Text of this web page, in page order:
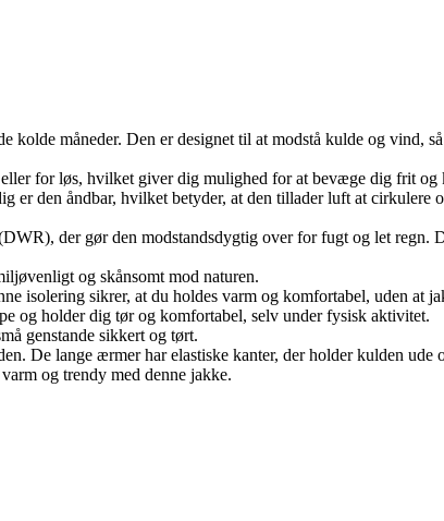
kolde måneder. Den er designet til at modstå kulde og vind,
for løs, hvilket giver dig mulighed for at bevæge dig frit og
er den åndbar, hvilket betyder, at den tillader luft at
der gør den modstandsdygtig over for fugt og let regn.
og skånsomt mod naturen.
isolering sikrer, at du holdes varm og komfortabel, uden at
og holder dig tør og komfortabel, selv under fysisk aktivitet.
genstande sikkert og tørt.
De lange ærmer har elastiske kanter, der holder kulden ude
og trendy med denne jakke.